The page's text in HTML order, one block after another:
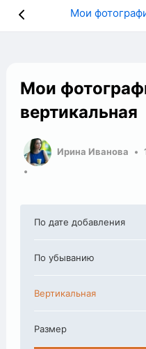
Мои
Мои
вертикальная
Ирина Иванова
По дате добавления
По убыванию
Вертикальная
Размер